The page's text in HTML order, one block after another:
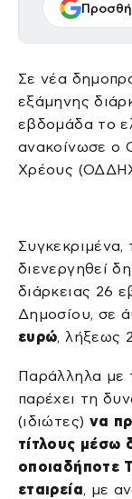
Σε νέα
εξάμηνης
εβδομάδα το
ανακοίνωσε ο
Χρέους
Συγκεκριμένα,
διενεργηθεί
διάρκειας 26
Δημοσίου, σε
ευρώ, λήξεως
Παράλληλα με
παρέχει τη
(ιδιώτες) να
τίτλους μέσω
οποιαδήποτε
εταιρεία, με